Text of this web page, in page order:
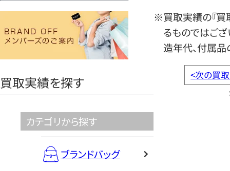
ヤ
買取実績を探す
カテゴリから探す
ブランドバッグ
※買取実績の『買
るものではござ
造年代、付属品
<次の買